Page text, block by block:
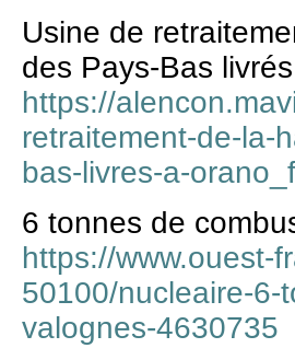
Usine de
des Pays-Bas
https://
retraitement-de-la-
bas-livres-a-
6 tonnes de
https://www.ouest-
50100/nucleaire-6-
valognes-4630735